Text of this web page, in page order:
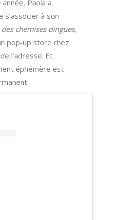
Paola a
s’associer à son
chemises dingues,
pop-up store chez
l’adresse. Et
éphémère est